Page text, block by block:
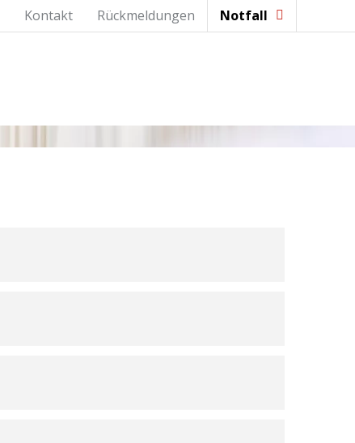
Notfall
Rückmeldungen
Kontakt